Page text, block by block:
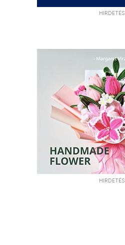
HIRDETÉS
HIRDETÉS